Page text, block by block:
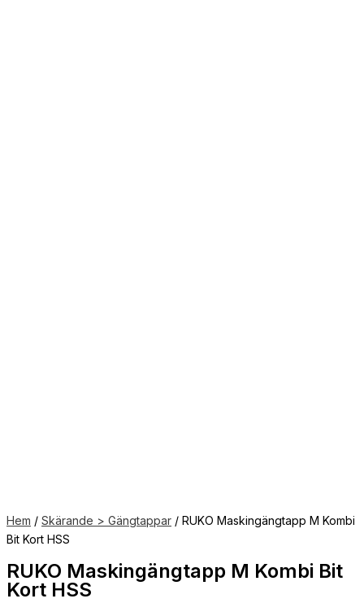
Hem / Skärande > Gängtappar / RUKO Maskingängtapp M Kombi
Bit Kort HSS
RUKO Maskingängtapp M Kombi Bit
Kort HSS